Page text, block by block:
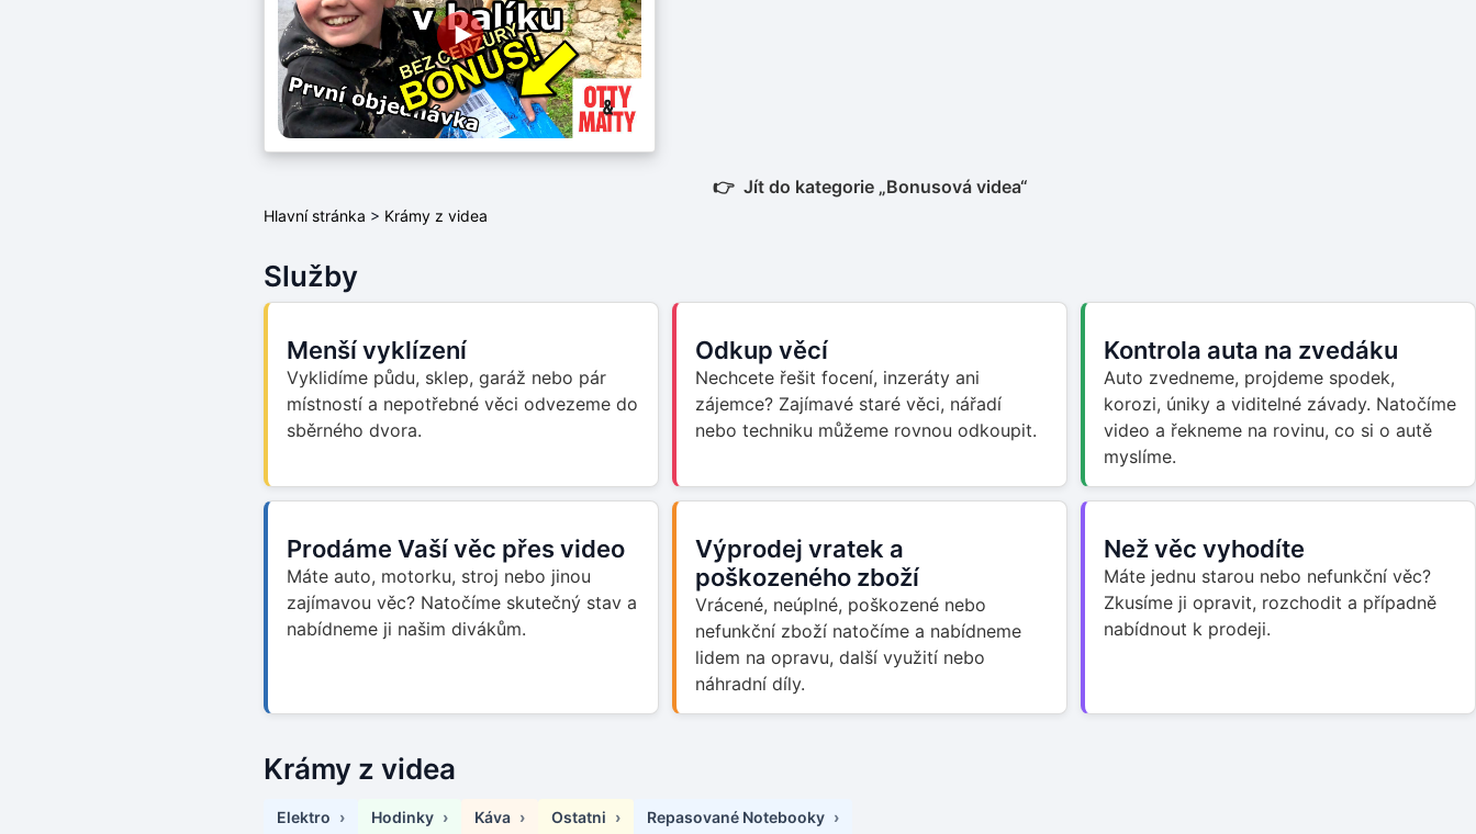
Jít do kategorie „Bonusová videa“
Hlavní stránka > Krámy z videa
Služby
Menší vyklízení
Vyklidíme půdu, sklep, garáž nebo pár
místností a nepotřebné věci odvezeme do
sběrného dvora.
Odkup věcí
Nechcete řešit focení, inzeráty ani
zájemce? Zajímavé staré věci, nářadí
nebo techniku můžeme rovnou odkoupit.
Kontrola auta na zvedáku
Auto zvedneme, projdeme spodek,
korozi, úniky a viditelné závady. Natočíme
video a řekneme na rovinu, co si o autě
myslíme.
Prodáme Vaší věc přes video
Máte auto, motorku, stroj nebo jinou
zajímavou věc? Natočíme skutečný stav a
nabídneme ji našim divákům.
Výprodej vratek a
poškozeného zboží
Vrácené, neúplné, poškozené nebo
nefunkční zboží natočíme a nabídneme
lidem na opravu, další využití nebo
náhradní díly.
Než věc vyhodíte
Máte jednu starou nebo nefunkční věc?
Zkusíme ji opravit, rozchodit a případně
nabídnout k prodeji.
Krámy z videa
Elektro Hodinky Káva Ostatni Repasované Notebooky